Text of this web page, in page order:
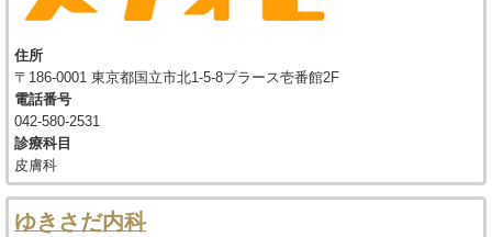
住所
〒186-0001 東京都国立市北1-5-8プラース壱番館2F
電話番号
042-580-2531
診療科目
皮膚科
ゆきさだ内科